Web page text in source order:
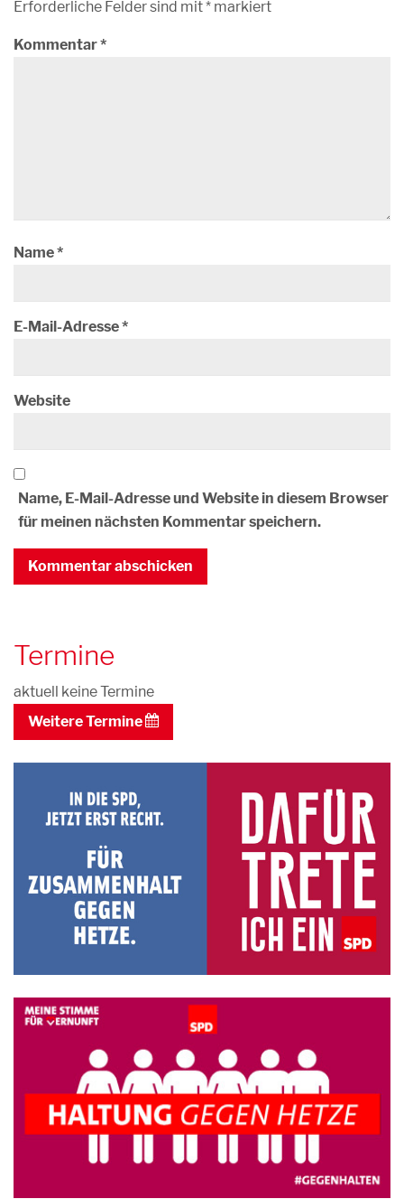
Erforderliche Felder sind mit* markiert
Kommentar*
Name*
E-Mail-Adresse*
Website
Name, E-Mail-Adresse und Website in diesem Browser
für meinen nächsten Kommentar speichern.
Termine
aktuell keine Termine
Weitere Termine